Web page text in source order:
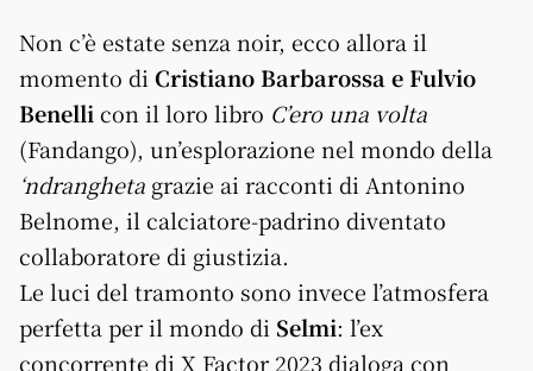
Non c’è estate senza noir, ecco allora il
momento diCristiano Barbarossa e Fulvio
Benellicon il loro libro C’ero una volta
(Fandango), un’esplorazione nel mondo della
‘ndrangheta grazie ai racconti di Antonino
Belnome, il calciatore-padrino diventato
collaboratore di giustizia.
Le luci del tramonto sono invece l’atmosfera
perfetta per il mondo di Selmi: l’ex
concorrente di X Factor 2023 dialoga con